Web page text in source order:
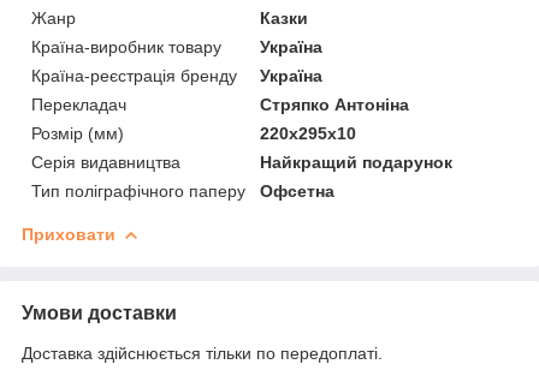
Жанр
Казки
Країна-виробник товару
Україна
Країна-реєстрація бренду
Україна
Перекладач
Стряпко Антоніна
Розмір (мм)
220x295x10
Серія видавництва
Найкращий подарунок
Тип поліграфічного паперу
Офсетна
Приховати
Умови доставки
Доставка здійснюється тільки по передоплаті.